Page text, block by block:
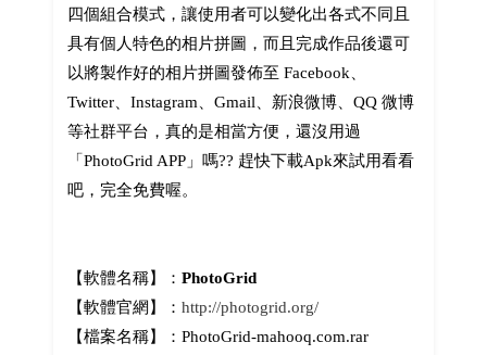
四個組合模式，讓使用者可以變化出各式不同且
具有個人特色的相片拼圖，而且完成作品後還可
以將製作好的相片拼圖發佈至 Facebook、
Twitter、Instagram、Gmail、新浪微博、QQ 微博
等社群平台，真的是相當方便，還沒用過
「PhotoGrid APP」嗎?? 趕快下載Apk來試用看看
吧，完全免費喔。
【軟體名稱】： PhotoGrid
【軟體官網】： http://photogrid.org/
【檔案名稱】：PhotoGrid-mahooq.com.rar